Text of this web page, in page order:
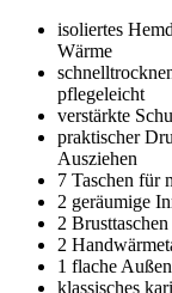
isoliertes
Wärme
pflegeleicht
verstärkte
praktischer
Ausziehen
7 Taschen für
2 geräumige
2 Brusttaschen
2
1 flache
klassisches